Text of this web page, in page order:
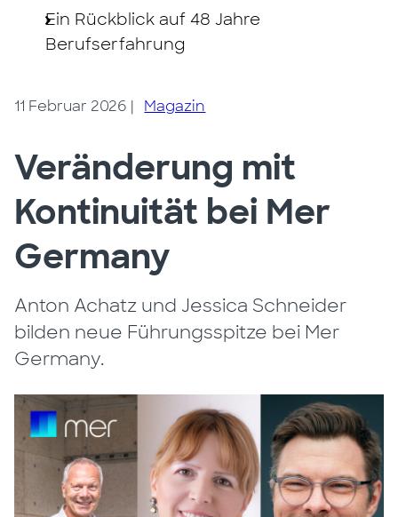
Ein Rückblick auf 48 Jahre
Berufserfahrung
11 Februar 2026 | Magazin
Veränderung mit
Kontinuität bei Mer
Germany
Anton Achatz und Jessica Schneider
bilden neue Führungsspitze bei Mer
Germany.